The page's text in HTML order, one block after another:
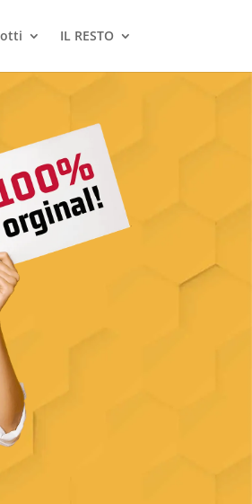
IL RESTO